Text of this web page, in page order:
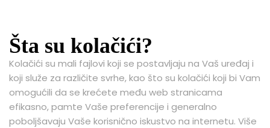
Šta su kolačići?
Kolačići su mali fajlovi koji se postavljaju na Vaš uređaj i
koji služe za različite svrhe, kao što su kolačići koji bi Vam
omogućili da se krećete među web stranicama
efikasno, pamte Vaše preferencije i generalno
poboljšavaju Vaše korisnično iskustvo na internetu. Više